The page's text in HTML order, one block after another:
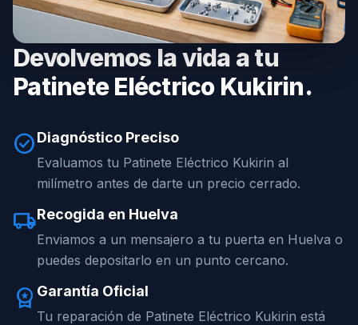
Devolvemos la vida a tu
Patinete Eléctrico Kukirin.
check_circleDiagnóstico Preciso
Evaluamos tu Patinete Eléctrico Kukirin al
milímetro antes de darte un precio cerrado.
local_shippingRecogida en Huelva
Enviamos a un mensajero a tu puerta en Huelva o
puedes depositarlo en un punto cercano.
workspace_premium Garantía Oficial
Tu reparación de Patinete Eléctrico Kukirin está